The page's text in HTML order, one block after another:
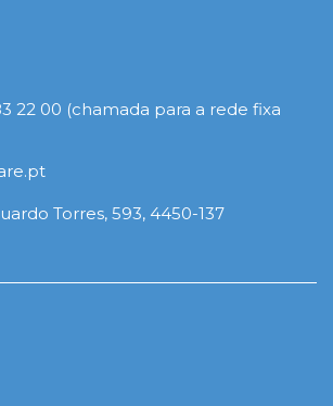
22 00 (chamada para a rede fixa
Torres, 593, 4450-137